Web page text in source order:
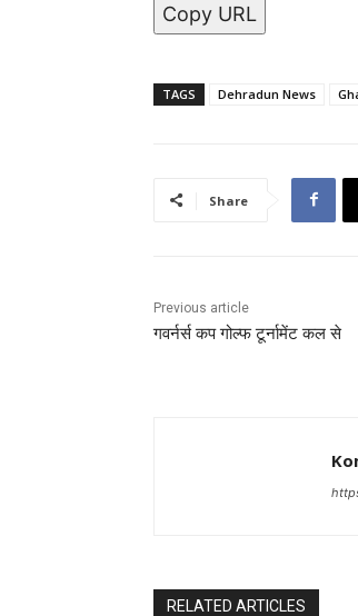
Copy URL
TAGS Dehradun News
Share
Previous article
गवर्नर्स कप गोल्फ टूर्नामेंट कल से
RELATED ARTICLES